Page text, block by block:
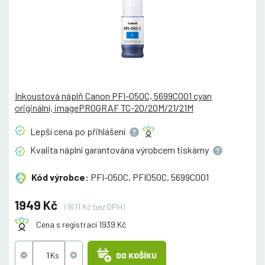
Inkoustová náplň Canon PFI-050C, 5699C001 cyan
originální, imagePROGRAF TC-20/20M/21/21M
Lepší cena po přihlášení
Kvalita náplní garantována výrobcem tiskárny
Kód výrobce: PFI-050C, PFI050C, 5699C001
1949 Kč
(1611 Kč bez DPH)
Cena s registrací 1939 Kč
DO KOŠÍKU